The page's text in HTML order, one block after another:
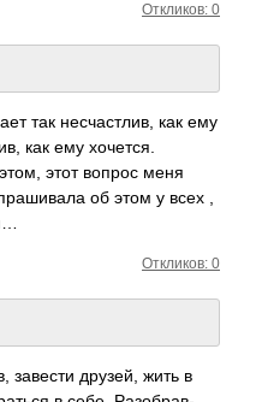
Откликов: 0
так несч­астл­ив, как ему
как ему хоче­тся.
этот вопрос меня
об этом у всех ,
Откликов: 0
завести друзей, жить в